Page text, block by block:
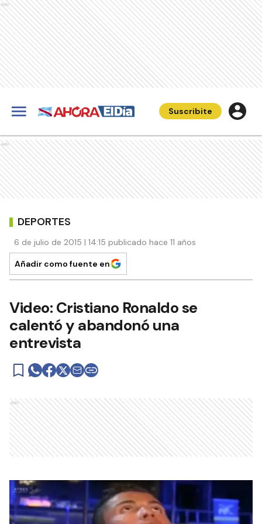
Ads
Suscribite
Ads
DEPORTES
6 de julio de 2015 | 14:15 publicado hace 11 años
Añadir como fuente en
Video: Cristiano Ronaldo se
calentó y abandonó una
entrevista
Ads